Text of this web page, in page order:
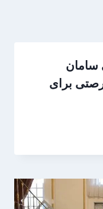
سامان
برای